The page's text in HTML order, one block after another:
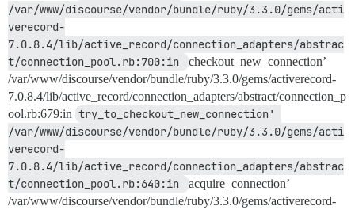
/var/www/discourse/vendor/bundle/ruby/3.3.0/gems/acti
verecord-
7.0.8.4/lib/active_record/connection_adapters/abstrac
t/connection_pool.rb:700:in
checkout_new_connection’
/var/www/discourse/vendor/bundle/ruby/3.3.0/gems/activerecord-
7.0.8.4/lib/active_record/connection_adapters/abstract/connection_p
ool.rb:679:in try_to_checkout_new_connection'
/var/www/discourse/vendor/bundle/ruby/3.3.0/gems/acti
verecord-
7.0.8.4/lib/active_record/connection_adapters/abstrac
t/connection_pool.rb:640:in
acquire_connection’
/var/www/discourse/vendor/bundle/ruby/3.3.0/gems/activerecord-